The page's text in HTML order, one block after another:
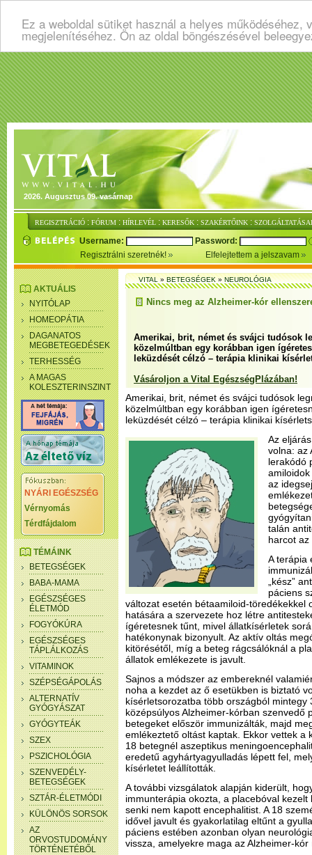
Ez a weboldal sütiket használ a helyes
megjelenítéséhez. Ön az oldal böngészésével
2026. Augusztus 09. vasárnap
REGISZTRÁCIÓ : FÓRUM : HÍRLEVÉL : KERESŐK : SZAKÉRTŐINK :
Username:
Password:
Regisztrálni szeretnék!
Elfelejtettem a jelszavam
AKTUÁLIS
NYITÓLAP
HOMEOPÁTIA
DAGANATOS
MEGBETEGEDÉSEK
TERHESSÉG
A MAGAS
KOLESZTERINSZINT
NYÁRI EGÉSZSÉG
Vérnyomás
Térdfájdalom
TÉMÁINK
BETEGSÉGEK
BABA-MAMA
EGÉSZSÉGES
ÉLETMÓD
FOGYÓKÚRA
EGÉSZSÉGES
TÁPLÁLKOZÁS
VITAMINOK
SZÉPSÉGÁPOLÁS
ALTERNATÍV
GYÓGYÁSZAT
GYÓGYTEÁK
SZEX
PSZICHOLÓGIA
SZENVEDÉLY-
BETEGSÉGEK
SZTÁR-ÉLETMÓDI
KÜLÖNÖS SORSOK
AZ
ORVOSTUDOMÁNY
TÖRTÉNETÉBŐL
VITAL»BETEGSÉGEK»NEUROLÓGIA
Nincs meg az Alzheimer-kór
Amerikai, brit, német és svájci tudósok
közelmúltban egy korábban igen
leküzdését célzó – terápia klinikai
Vásároljon a Vital EgészségPlázában!
Amerikai, brit, német és svájci tudósok
közelmúltban egy korábban igen
leküzdését célzó – terápia klinikai
Az
volna: az
lerakódó
az
talán
harcot az
A terápia
„kész”
páciens
változat esetén bétaamiloid-töredékekkel
hatására a szervezete hoz létre
ígéretesnek tűnt, mivel állatkísérletek
hatékonynak bizonyult. Az aktív oltás
kitörésétől, míg a beteg rágcsálóknál a
állatok emlékezete is javult.
Sajnos a módszer az embereknél
noha a kezdet az ő esetükben is biztató
kísérletsorozatba több országból mintegy
középsúlyos Alzheimer-kórban szenvedő
betegeket először immunizálták, majd
emlékeztető oltást kaptak. Ekkor vettek a
18 betegnél aszeptikus
eredetű agyhártyagyulladás lépett fel,
kísérletet leállították.
A további vizsgálatok alapján kiderült,
immunterápia okozta, a placebóval
senki nem kapott encephalitist. A 18
idővel javult és gyakorlatilag eltűnt a
páciens estében azonban olyan
vissza, amelyekre maga az Alzheimer-